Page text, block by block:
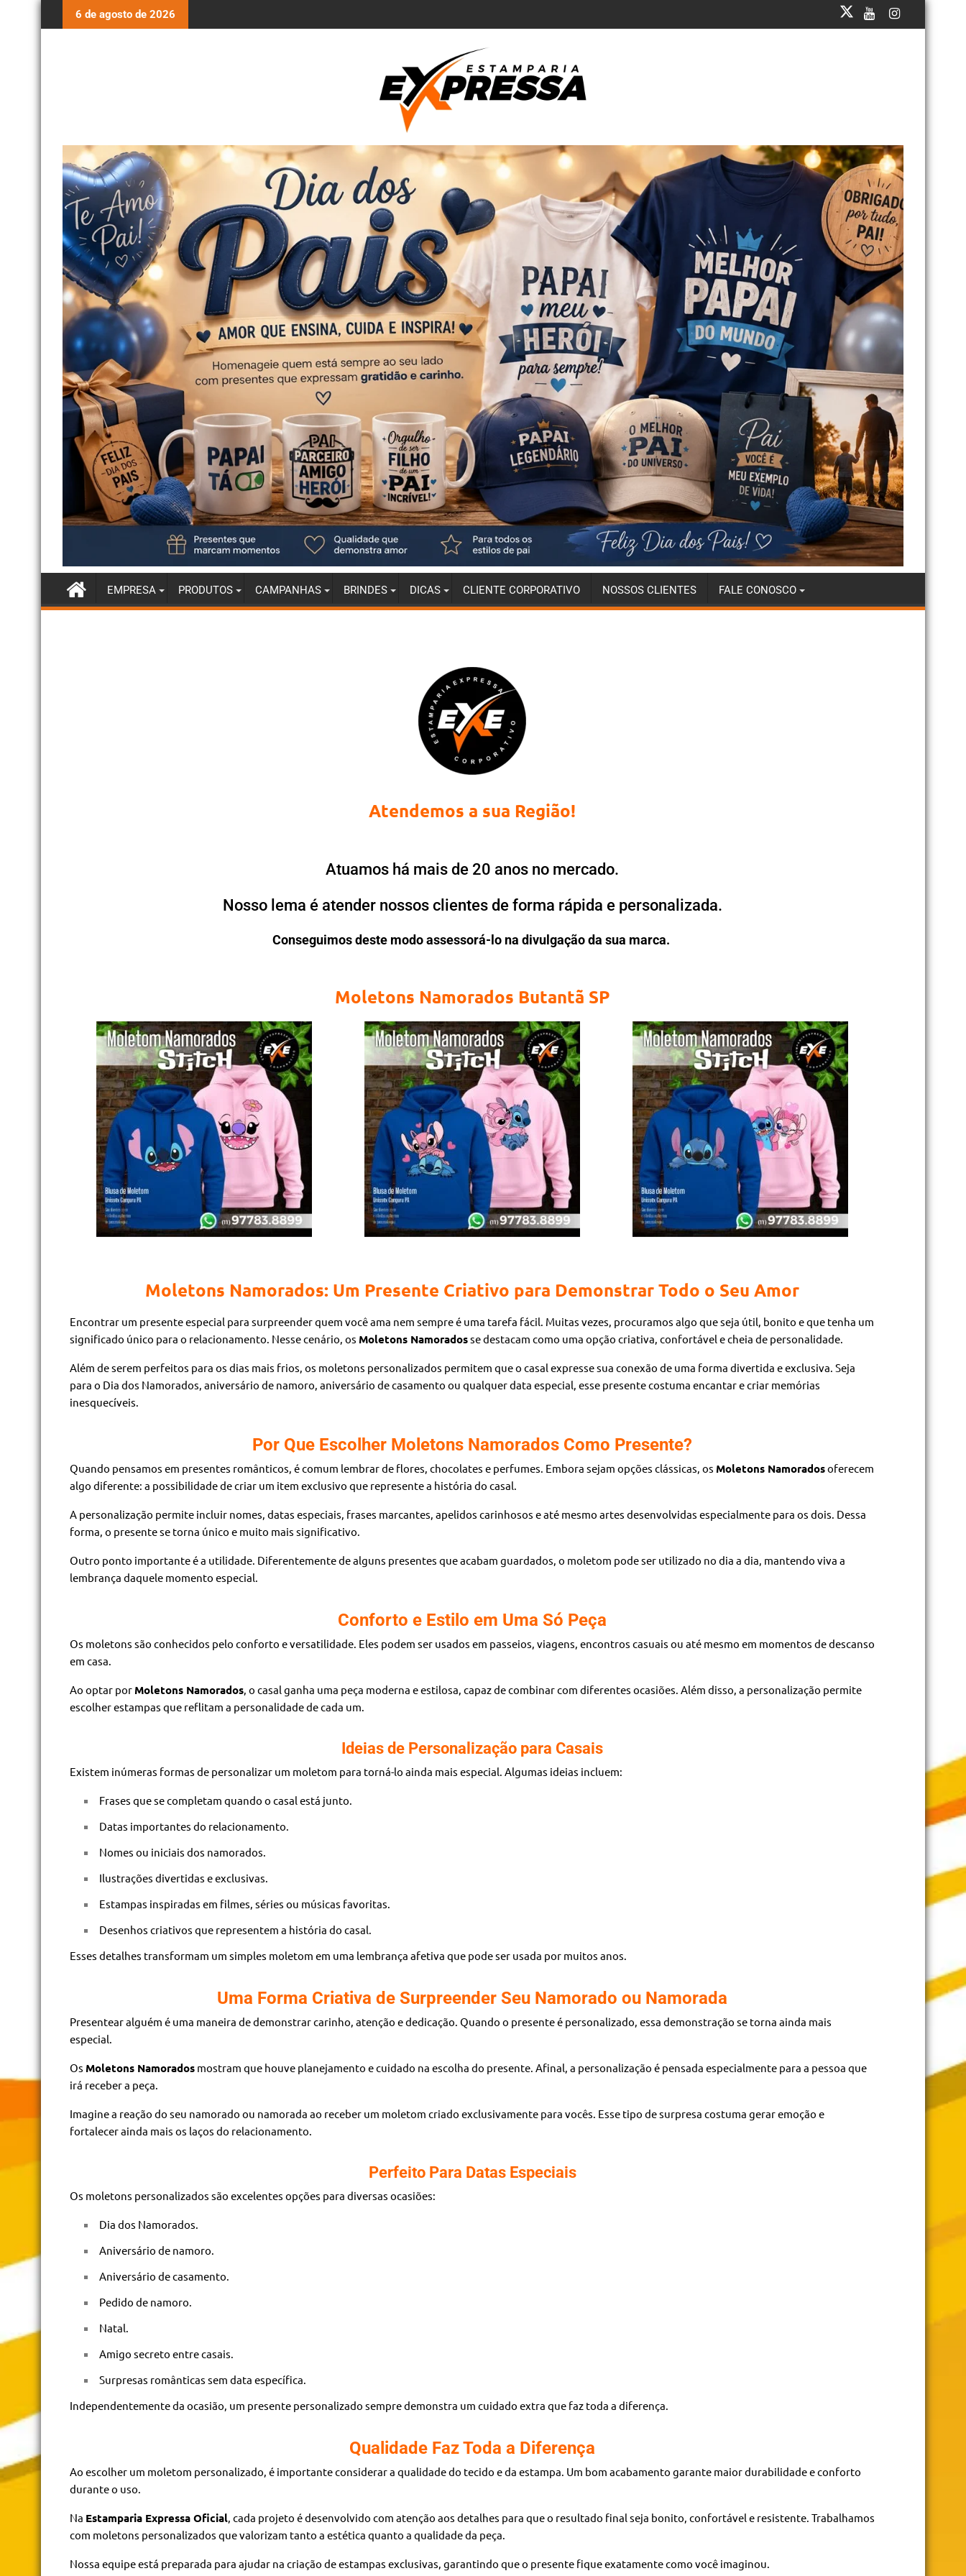
6 de agosto de 2026
EMPRESA PRODUTOS CAMPANHAS BRINDES DICAS CLIENTE CORPORATIVO NOSSOS CLIENTES FALE CONOSCO
Atendemos a sua Região!
Atuamos há mais de 20 anos no mercado.
Nosso lema é atender nossos clientes de forma rápida e personalizada.
Conseguimos deste modo assessorá-lo na divulgação da sua marca.
Moletons Namorados Butantã SP
Moletons Namorados: Um Presente Criativo para Demonstrar Todo o Seu Amor
Encontrar um presente especial para surpreender quem você ama nem sempre é uma tarefa fácil. Muitas vezes, procuramos algo que seja útil, bonito e que tenha um
significado único para o relacionamento. Nesse cenário, os Moletons Namoradosse destacam como uma opção criativa, confortável e cheia de personalidade.
Além de serem perfeitos para os dias mais frios, os moletons personalizados permitem que o casal expresse sua conexão de uma forma divertida e exclusiva. Seja
para o Dia dos Namorados, aniversário de namoro, aniversário de casamento ou qualquer data especial, esse presente costuma encantar e criar memórias
inesquecíveis.
Por Que Escolher Moletons Namorados Como Presente?
Quando pensamos em presentes românticos, é comum lembrar de flores, chocolates e perfumes. Embora sejam opções clássicas, os Moletons Namoradosoferecem
algo diferente: a possibilidade de criar um item exclusivo que represente a história do casal.
A personalização permite incluir nomes, datas especiais, frases marcantes, apelidos carinhosos e até mesmo artes desenvolvidas especialmente para os dois. Dessa
forma, o presente se torna único e muito mais significativo.
Outro ponto importante é a utilidade. Diferentemente de alguns presentes que acabam guardados, o moletom pode ser utilizado no dia a dia, mantendo viva a
lembrança daquele momento especial.
Conforto e Estilo em Uma Só Peça
Os moletons são conhecidos pelo conforto e versatilidade. Eles podem ser usados em passeios, viagens, encontros casuais ou até mesmo em momentos de descanso
em casa.
Ao optar por Moletons Namorados, o casal ganha uma peça moderna e estilosa, capaz de combinar com diferentes ocasiões. Além disso, a personalização permite
escolher estampas que reflitam a personalidade de cada um.
Ideias de Personalização para Casais
Existem inúmeras formas de personalizar um moletom para torná-lo ainda mais especial. Algumas ideias incluem:
Frases que se completam quando o casal está junto.
Datas importantes do relacionamento.
Nomes ou iniciais dos namorados.
Ilustrações divertidas e exclusivas.
Estampas inspiradas em filmes, séries ou músicas favoritas.
Desenhos criativos que representem a história do casal.
Esses detalhes transformam um simples moletom em uma lembrança afetiva que pode ser usada por muitos anos.
Uma Forma Criativa de Surpreender Seu Namorado ou Namorada
Presentear alguém é uma maneira de demonstrar carinho, atenção e dedicação. Quando o presente é personalizado, essa demonstração se torna ainda mais
especial.
Os Moletons Namorados mostram que houve planejamento e cuidado na escolha do presente. Afinal, a personalização é pensada especialmente para a pessoa que
irá receber a peça.
Imagine a reação do seu namorado ou namorada ao receber um moletom criado exclusivamente para vocês. Esse tipo de surpresa costuma gerar emoção e
fortalecer ainda mais os laços do relacionamento.
Perfeito Para Datas Especiais
Os moletons personalizados são excelentes opções para diversas ocasiões:
Dia dos Namorados.
Aniversário de namoro.
Aniversário de casamento.
Pedido de namoro.
Natal.
Amigo secreto entre casais.
Surpresas românticas sem data específica.
Independentemente da ocasião, um presente personalizado sempre demonstra um cuidado extra que faz toda a diferença.
Qualidade Faz Toda a Diferença
Ao escolher um moletom personalizado, é importante considerar a qualidade do tecido e da estampa. Um bom acabamento garante maior durabilidade e conforto
durante o uso.
Na Estamparia Expressa Oficial, cada projeto é desenvolvido com atenção aos detalhes para que o resultado final seja bonito, confortável e resistente. Trabalhamos
com moletons personalizados que valorizam tanto a estética quanto a qualidade da peça.
Nossa equipe está preparada para ajudar na criação de estampas exclusivas, garantindo que o presente fique exatamente como você imaginou.